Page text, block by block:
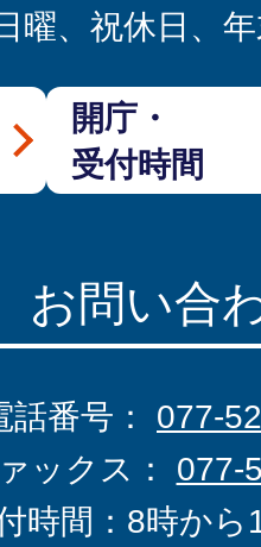
曜、祝休日、
開庁・
受付時間
お問い合
話番号： 077-
ックス： 077-
時間：8時から